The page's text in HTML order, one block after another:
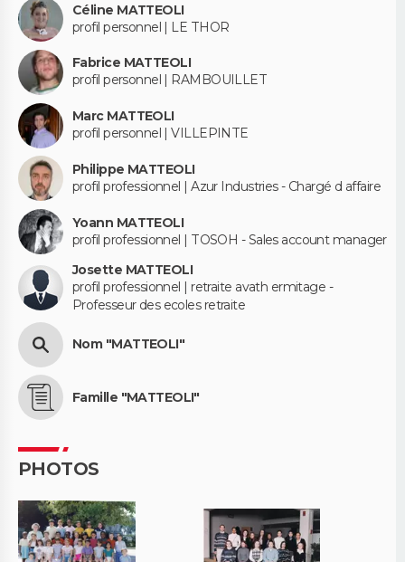
Céline MATTEOLI
profil personnel | LE THOR
Fabrice MATTEOLI
profil personnel | RAMBOUILLET
Marc MATTEOLI
profil personnel | VILLEPINTE
Philippe MATTEOLI
profil professionnel | Azur Industries - Chargé d affaire
Yoann MATTEOLI
profil professionnel | TOSOH - Sales account manager
Josette MATTEOLI
profil professionnel | retraite avath ermitage -
Professeur des ecoles retraite
Nom "MATTEOLI"
Famille "MATTEOLI"
PHOTOS